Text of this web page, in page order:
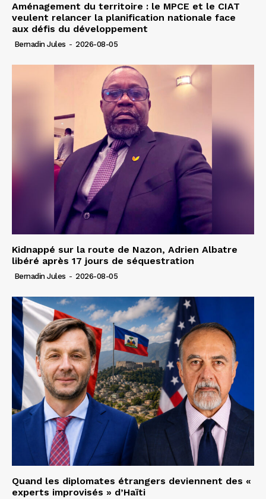
Aménagement du territoire : le MPCE et le CIAT
veulent relancer la planification nationale face
aux défis du développement
Bernadin Jules - 2026-08-05
Kidnappé sur la route de Nazon, Adrien Albatre
libéré après 17 jours de séquestration
Bernadin Jules - 2026-08-05
Quand les diplomates étrangers deviennent des «
experts improvisés » d’Haïti